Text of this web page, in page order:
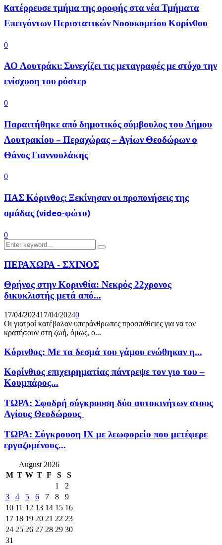
Kατέρρευσε τμήμα της οροφής στα νέα Τμήματα
Επειγόντων Περιστατικών Νοσοκομείου Κορίνθου
0
ΑΟ Λουτράκι: Συνεχίζει τις μεταγραφές με στόχο την
ενίσχυση του ρόστερ
0
Παραιτήθηκε από δημοτικός σύμβουλος του Δήμου
Λουτρακίου – Περαχώρας – Αγίων Θεοδώρων o
Θάνος Γιαννουλάκης
0
ΠΑΣ Κόρινθος: Ξεκίνησαν οι προπονήσεις της
ομάδας (video-φώτο)
0
Search
for:
Search
ΠΕΡΑΧΩΡΑ - ΣΧΙΝΟΣ
Θρήνος στην Κορινθία: Νεκρός 22χρονος
δικυκλιστής μετά από...
17/04/202417/04/20240
Οι γιατροί κατέβαλαν υπεράνθρωπες προσπάθειες για να τον
κρατήσουν στη ζωή, όμως, ο...
Κόρινθος: Με τα δεσμά του γάμου ενώθηκαν η...
Κορίνθιος επιχειρηματίας πάντρεψε τον γιο του –
Κουμπάρος...
ΤΩΡΑ: Σφοδρή σύγκρουση δύο αυτοκινήτων στους
Αγίους Θεοδώρους
ΤΩΡΑ: Σύγκρουση ΙΧ με λεωφορείο που μετέφερε
εργαζομένους...
August 2026
M T W T F S
S
1
2
3
4 5 6 7 8
9
10 11 12 13 14 15 16
17 18 19 20 21 22 23
24 25 26 27 28 29 30
31